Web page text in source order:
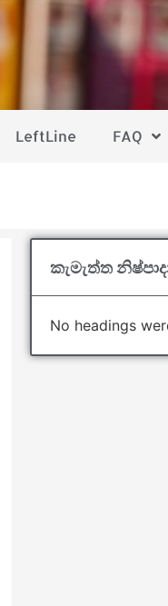
LeftLine FAQ
කැමැත්ත
No headings